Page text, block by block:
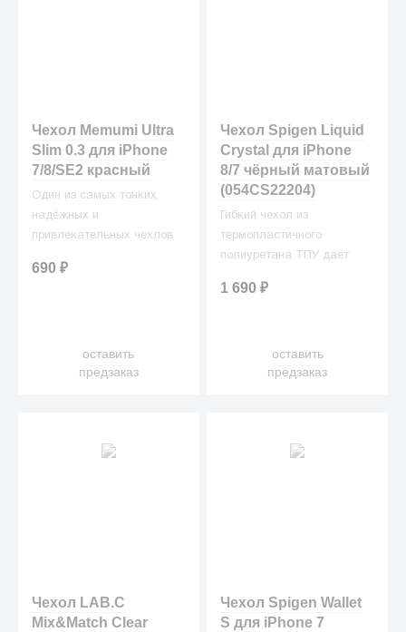
Чехол Memumi Ultra
Slim 0.3 для iPhone
7/8/SE2 красный
Один из самых тонких,
надёжных и
привлекательных чехлов
смартфона!
690₽
оставить
предзаказ
Чехол Spigen Liquid
Crystal для iPhone
8/7 чёрный матовый
(054CS22204)
Гибкий чехол из
термопластичного
полиуретана ТПУ даёт
амортизацию при любых
1 690₽
оставить
предзаказ
Чехол LAB.C
Mix&Match Clear
Чехол Spigen Wallet
S для iPhone 7